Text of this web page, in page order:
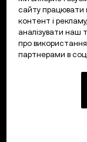
сайту працювати
контент і
аналізувати наш
про
партнерами в